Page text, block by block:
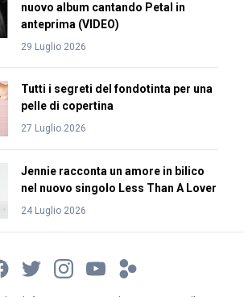
nuovo album cantando Petal in
anteprima (VIDEO)
29 Luglio 2026
Tutti i segreti del fondotinta per una
pelle di copertina
27 Luglio 2026
Jennie racconta un amore in bilico
nel nuovo singolo Less Than A Lover
24 Luglio 2026